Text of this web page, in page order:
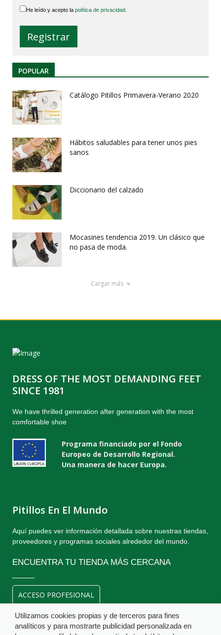
He leído y acepto la política de privacidad.
POPULAR
Catálogo Pitillos Primavera-Verano 2020
Hábitos saludables para tener unos pies
sanos
Diccionario del calzado
Mocasines tendencia 2019. Un clásico que
no pasa de moda.
Cargar más
DRESS OF THE MOST DEMANDING FEET
SINCE 1981
We have thrilled generation after generation with the most
comfortable shoe
Programa financiado por el Fondo
Europeo de Desarrollo Regional.
Una manera de hacer Europa.
Pitillos En El Mundo
Aquí puedes ver información detallada sobre nuestras tiendas,
proveedores y programas sociales alrededor del mundo.
ENCUENTRA TU TIENDA MÁS CERCANA
ACCESO PROFESIONAL
Utilizamos cookies propias y de terceros para fines
analíticos y para mostrarte publicidad personalizada en